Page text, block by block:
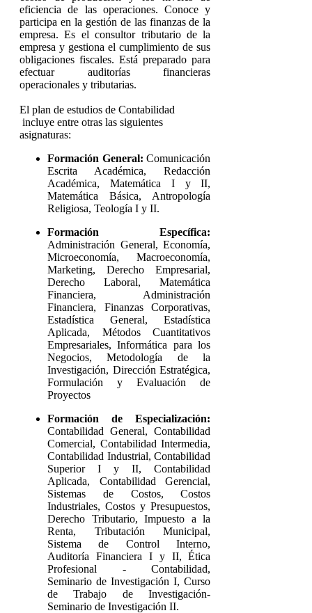
eficiencia de las operaciones. Conoce y
participa en la gestión de las finanzas de la
empresa. Es el consultor tributario de la
empresa y gestiona el cumplimiento de sus
obligaciones fiscales. Está preparado para
efectuar auditorías financieras
operacionales y tributarias.
El plan de estudios de Contabilidad
incluye entre otras las siguientes
asignaturas:
Formación General: Comunicación
Escrita Académica, Redacción
Académica, Matemática I y II,
Matemática Básica, Antropología
Religiosa, Teología I y II.
Formación Específica:
Administración General, Economía,
Microeconomía, Macroeconomía,
Marketing, Derecho Empresarial,
Derecho Laboral, Matemática
Financiera, Administración
Financiera, Finanzas Corporativas,
Estadística General, Estadística
Aplicada, Métodos Cuantitativos
Empresariales, Informática para los
Negocios, Metodología de la
Investigación, Dirección Estratégica,
Formulación y Evaluación de
Proyectos
Formación de Especialización:
Contabilidad General, Contabilidad
Comercial, Contabilidad Intermedia,
Contabilidad Industrial, Contabilidad
Superior I y II, Contabilidad
Aplicada, Contabilidad Gerencial,
Sistemas de Costos, Costos
Industriales, Costos y Presupuestos,
Derecho Tributario, Impuesto a la
Renta, Tributación Municipal,
Sistema de Control Interno,
Auditoría Financiera I y II, Ética
Profesional - Contabilidad,
Seminario de Investigación I, Curso
de Trabajo de Investigación-
Seminario de Investigación II.